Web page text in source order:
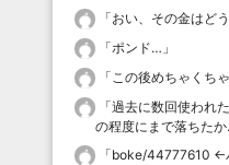
「おい、その金はど
「ポンド… 」
「 この後めちゃくち
「過去に数回使われ
の程度にまで落ちた
「boke/44777610 ←